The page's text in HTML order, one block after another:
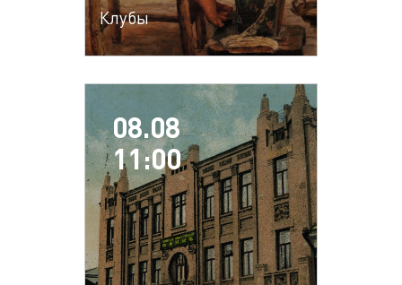
Клубы
08.08
11:00